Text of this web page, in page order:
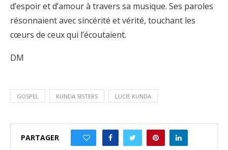
d’espoir et d’amour à travers sa musique. Ses paroles
résonnaient avec sincérité et vérité, touchant les
cœurs de ceux qui l’écoutaient.
DM
GOSPEL KUNDA SISTERS LUCIE KUNDA
PARTAGER